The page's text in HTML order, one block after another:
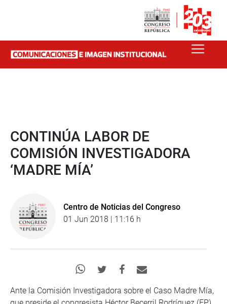
CONTINÚA LABOR DE
COMISIÓN INVESTIGADORA
‘MADRE MÍA’
Centro de Noticias del Congreso
01 Jun 2018 | 11:16 h
Ante la Comisión Investigadora sobre el Caso Madre Mía,